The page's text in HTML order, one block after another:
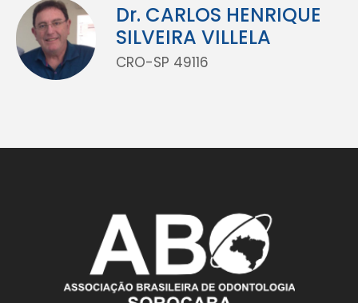
Dr. CARLOS HENRIQUE
SILVEIRA VILLELA
CRO-SP 49116